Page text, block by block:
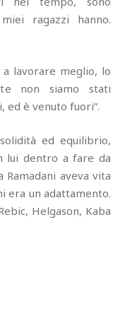
ragazzi hanno.
lavorare meglio, lo
non siamo stati
ed è venuto fuori”.
ed equilibrio,
lui dentro a fare da
aveva vita
era un adattamento.
Helgason, Kaba